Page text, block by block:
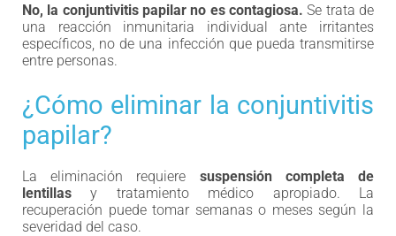
No, la conjuntivitis papilar no es contagiosa. Se trata de
una reacción inmunitaria individual ante irritantes
específicos, no de una infección que pueda transmitirse
entre personas.
¿Cómo eliminar la conjuntivitis
papilar?
La eliminación requiere suspensión completa de
lentillas y tratamiento médico apropiado. La
recuperación puede tomar semanas o meses según la
severidad del caso.